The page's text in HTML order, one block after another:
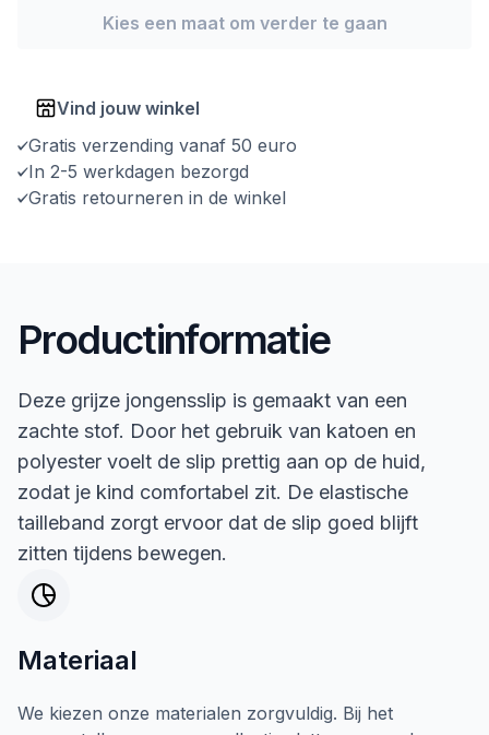
Kies een maat om verder te gaan
Vind jouw winkel
Gratis verzending vanaf 50 euro
In 2-5 werkdagen bezorgd
Gratis retourneren in de winkel
Productinformatie
Deze grijze jongensslip is gemaakt van een
zachte stof. Door het gebruik van katoen en
polyester voelt de slip prettig aan op de huid,
zodat je kind comfortabel zit. De elastische
tailleband zorgt ervoor dat de slip goed blijft
zitten tijdens bewegen.
Materiaal
We kiezen onze materialen zorgvuldig. Bij het